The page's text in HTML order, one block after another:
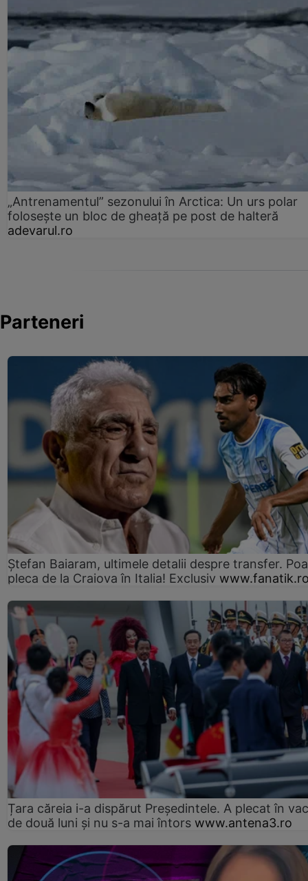
„Antrenamentul” sezonului în Arctica: Un urs polar
folosește un bloc de gheață pe post de halteră
adevarul.ro
Parteneri
Ștefan Baiaram, ultimele detalii despre transfer.
pleca de la Craiova în Italia! Exclusiv
Țara căreia i-a dispărut Președintele. A plecat în
de două luni și nu s-a mai întors www.antena3.ro